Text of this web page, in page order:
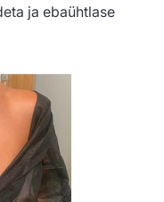
ja ebaühtlase